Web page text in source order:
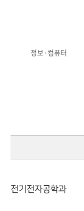
정보·컴퓨터
전기전자공학과